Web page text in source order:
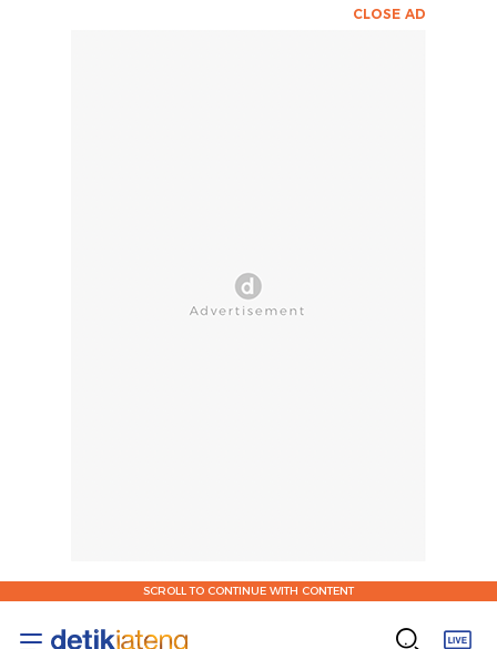
CLOSE AD
SCROLL TO CONTINUE WITH CONTENT